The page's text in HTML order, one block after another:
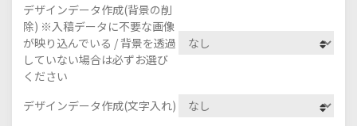
デザインデータ作成(背景の削
除) ※入稿データに不要な画像
が映り込んでいる / 背景を透過
していない場合は必ずお選び
ください
デザインデータ作成(文字入れ)